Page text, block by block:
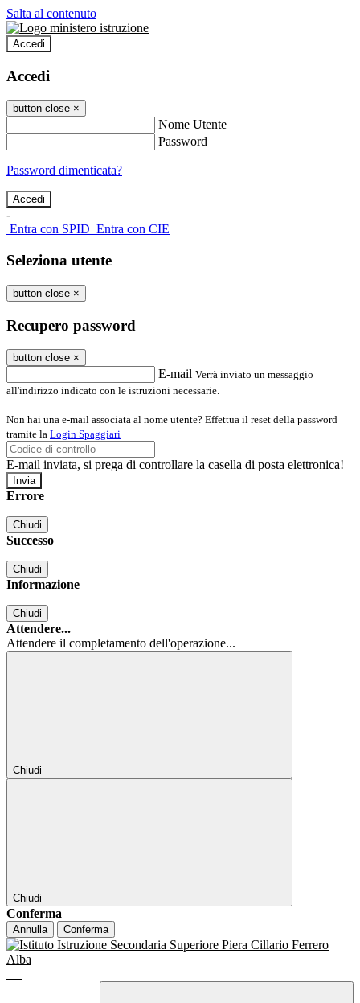
Salta al contenuto
Accedi
Accedi
button close ×
Nome Utente
Password
Password dimenticata?
-
Entra con SPID Entra con CIE
Seleziona utente
button close ×
Recupero password
button close ×
E-mail Verrà inviato un messaggio
all'indirizzo indicato con le istruzioni necessarie.
Non hai una e-mail associata al nome utente? Effettua il reset della password
tramite la Login Spaggiari
E-mail inviata, si prega di controllare la casella di posta elettronica!
Errore
Chiudi
Successo
Chiudi
Informazione
Chiudi
Attendere...
Attendere il completamento dell'operazione...
Chiudi
Chiudi
Conferma
Annulla Conferma